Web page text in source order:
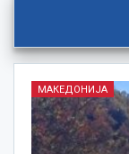
МАКЕДОНИЈА